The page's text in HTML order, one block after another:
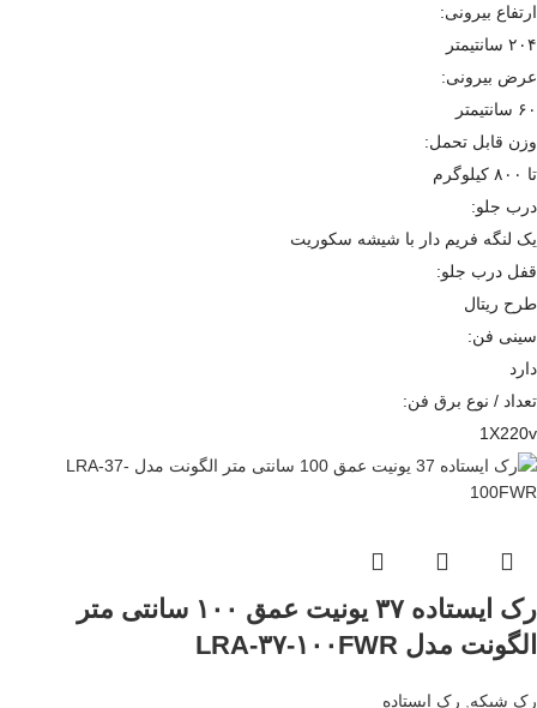
ارتفاع بیرونی:
۲۰۴ سانتیمتر
عرض بیرونی:
۶۰ سانتیمتر
وزن قابل تحمل:
تا ۸۰۰ کیلوگرم
درب جلو:
یک لنگه فریم دار با شیشه سکوریت
قفل درب جلو:
طرح ریتال
سینی فن:
دارد
تعداد / نوع برق فن:
1X220v
رک ایستاده ۳۷ یونیت عمق ۱۰۰ سانتی متر
الگونت مدل LRA-۳۷-۱۰۰FWR
رک شبکه رک ایستاده